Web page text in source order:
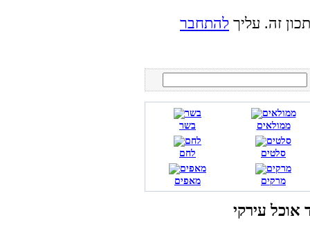
זה. עליך להתחבר
בשר ממולאים
לחם סלטים
מאפים מרקים